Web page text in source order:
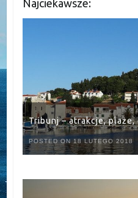
Najciekawsze:
Tribunj – atrakcje, plaże,
POSTED ON 18 LUTEGO 2018